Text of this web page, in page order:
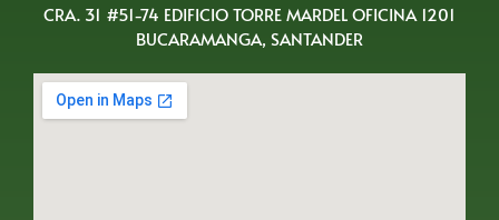
CRA. 31 #51-74 EDIFICIO TORRE MARDEL OFICINA 1201
BUCARAMANGA, SANTANDER